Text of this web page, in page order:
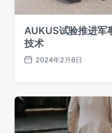
AUKUS试验推进军
技术
发
期
2024年2月6日